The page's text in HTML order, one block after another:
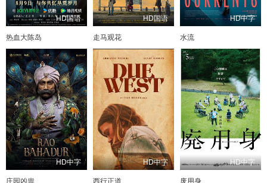
HD国语
热血大陈岛
HD国语
走马观花
HD中字
水流
HD中字
庄园凶祟
HD中字
西行正道
HD中字
废用身